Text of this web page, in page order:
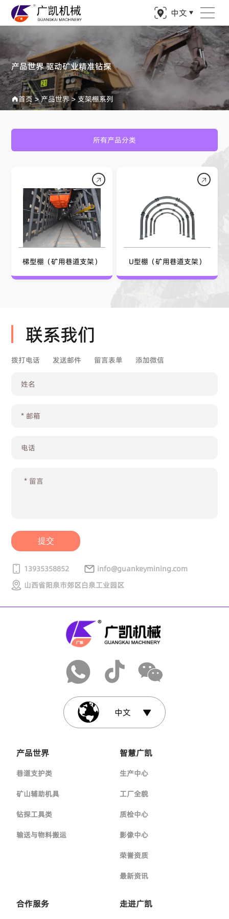
中文
产品世界 驱动矿业精准钻探
首页 >产品世界>支架棚系列
所有产品分类
梯型棚（矿用巷道支架） U型棚（矿用巷道支架）
联系我们
拨打电话 发送邮件 留言表单 添加微信
提交
13935358852
info@guankeymining.com
山西省阳泉市郊区白泉工业园区
中文
产品世界
巷道支护类
矿山辅助机具
钻探工具类
输送与物料搬运
智慧广凯
生产中心
工厂全貌
质检中心
影像中心
荣誉资质
最新资讯
合作服务 走进广凯